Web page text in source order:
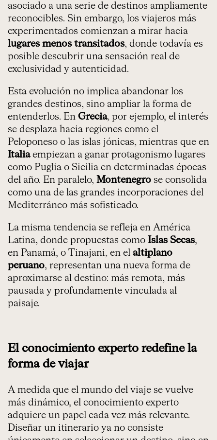
asociado a una serie de destinos ampliamente
reconocibles. Sin embargo, los viajeros más
experimentados comienzan a mirar hacia
lugares menos transitados, donde todavía es
posible descubrir una sensación real de
exclusividad y autenticidad.
Esta evolución no implica abandonar los
grandes destinos, sino ampliar la forma de
entenderlos. En Grecia, por ejemplo, el interés
se desplaza hacia regiones como el
Peloponeso o las islas jónicas, mientras que en
Italiaempiezan a ganar protagonismo lugares
como Puglia o Sicilia en determinadas épocas
del año. En paralelo, Montenegro se consolida
como una de las grandes incorporaciones del
Mediterráneo más sofisticado.
La misma tendencia se refleja en América
Latina, donde propuestas como Islas Secas,
en Panamá, o Tinajani, en el altiplano
peruano, representan una nueva forma de
aproximarse al destino: más remota, más
pausada y profundamente vinculada al
paisaje.
El conocimiento experto redefine la
forma de viajar
A medida que el mundo del viaje se vuelve
más dinámico, el conocimiento experto
adquiere un papel cada vez más relevante.
Diseñar un itinerario ya no consiste